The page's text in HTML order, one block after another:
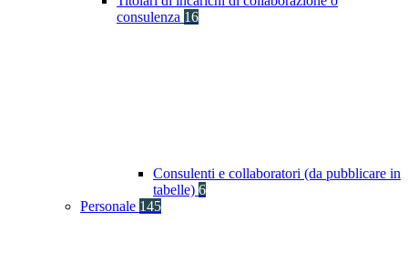
consulenza 16
Consulenti e collaboratori (da pubblicare in
tabelle) 6
Personale 145